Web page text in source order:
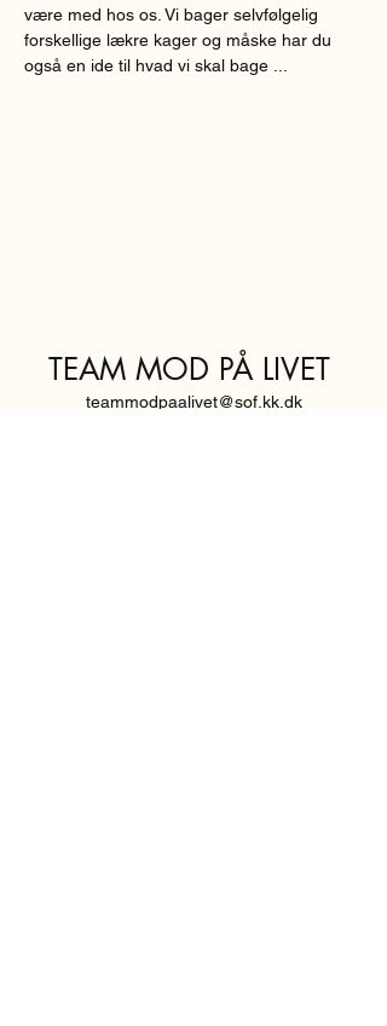
være med hos os. Vi bager selvfølgelig
forskellige lækre kager og måske har du
også en ide til hvad vi skal bage ...
TEAM MOD PÅ LIVET
teammodpaalivet@sof.kk.dk